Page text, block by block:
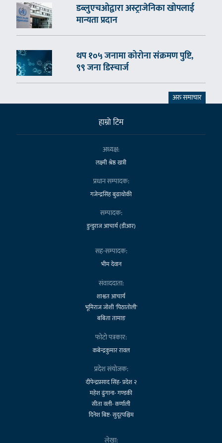
डब्लुएचओद्वारा अस्ट्राजेनिका खोपलाई
मान्यता प्रदान
थप १०५ जनामा कोरोना संक्रमण पुष्टि,
९९ जना डिस्चार्ज
अरु समाचार
हाम्राे टिम
अध्यक्ष:
लक्ष्मी श्रेष्ठ खत्री
प्रधान सम्पादक:
गजेन्द्रसिंह बुढाथोकी
सम्पादक:
डुन्डुराज आचार्य (डीआर)
सह-सम्पादक:
भीम देवान
संवाददाता:
शाश्वत आचार्य
भूमिराज जोशी 'पिठातोली'
बबिता तामाङ
फोटो पत्रकार:
कबेन्द्रकुमार रावल
प्रदेश संयोजक:
दीपेन्द्रप्रसाद सिंह- प्रदेश २
महेश ढुंगाना- गण्डकी
सीता वली- कर्णाली
दिनेश बिष्ट- सुदूरपश्चिम
लेखा: